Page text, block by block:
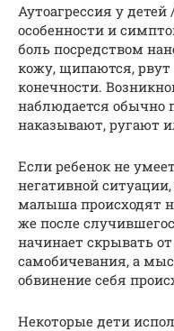
Аутоагрессия у
особенности и
боль посредством
кожу, щипаются, рвут
конечности.
наблюдается обычно
наказывают, ругают
Если ребенок не
негативной
малыша происходят
же после
начинает скрывать
самобичевания, а
обвинение себя
Некоторые дети